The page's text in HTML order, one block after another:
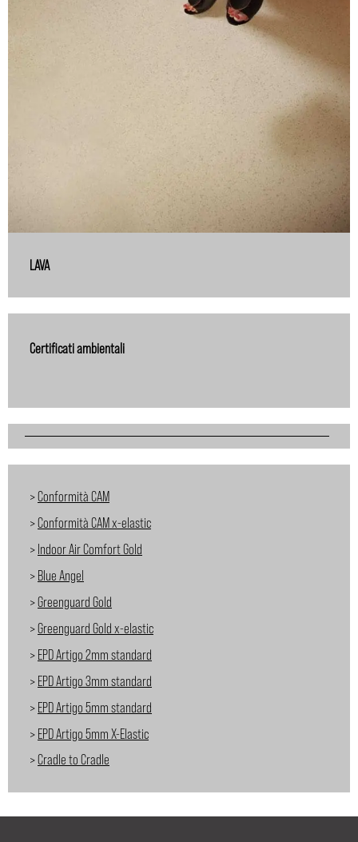
LAVA
Certificati ambientali
>Conformità CAM
>Conformità CAM x-elastic
>Indoor Air Comfort Gold
>Blue Angel
>Greenguard Gold
>Greenguard Gold x-elastic
>EPD Artigo 2mm standard
>EPD Artigo 3mm standard
>EPD Artigo 5mm standard
>EPD Artigo 5mm X-Elastic
>Cradle to Cradle